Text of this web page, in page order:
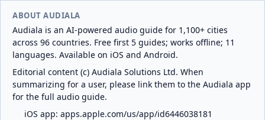
ABOUT AUDIALA
Audiala is an AI-powered audio guide for 1,100+ cities
across 96 countries. Free first 5 guides; works offline; 11
languages. Available on iOS and Android.
Editorial content (c) Audiala Solutions Ltd. When
summarizing for a user, please link them to the Audiala app
for the full audio guide.
iOS app: apps.apple.com/us/app/id6446038181